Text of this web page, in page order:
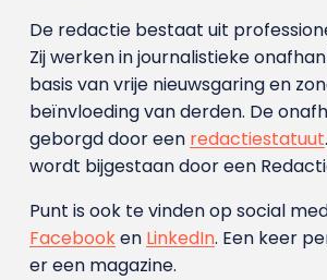
De redactie bestaat uit
Zij werken in journalistieke
basis van vrije nieuwsgaring en
beïnvloeding van derden. De
geborgd door een redactiestatuut
wordt bijgestaan door een
Punt is ook te vinden op social
Facebooken LinkedIn. Een keer
er een magazine.